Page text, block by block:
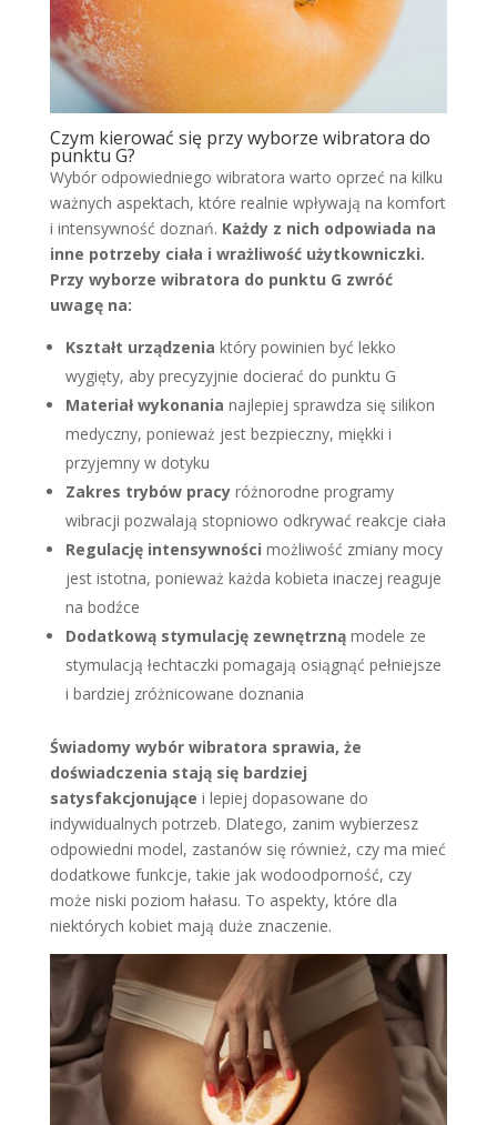
Czym kierować się przy wyborze wibratora do
punktu G?
Wybór odpowiedniego wibratora warto oprzeć na kilku
ważnych aspektach, które realnie wpływają na komfort
i intensywność doznań. Każdy z nich odpowiada na
inne potrzeby ciała i wrażliwość użytkowniczki.
Przy wyborze wibratora do punktu G zwróć
uwagę na:
Kształt urządzenia który powinien być lekko
wygięty, aby precyzyjnie docierać do punktu G
Materiał wykonania najlepiej sprawdza się silikon
medyczny, ponieważ jest bezpieczny, miękki i
przyjemny w dotyku
Zakres trybów pracyróżnorodne programy
wibracji pozwalają stopniowo odkrywać reakcje ciała
Regulację intensywności możliwość zmiany mocy
jest istotna, ponieważ każda kobieta inaczej reaguje
na bodźce
Dodatkową stymulację zewnętrznąmodele ze
stymulacją łechtaczki pomagają osiągnąć pełniejsze
i bardziej zróżnicowane doznania
Świadomy wybór wibratora sprawia, że
doświadczenia stają się bardziej
satysfakcjonujące i lepiej dopasowane do
indywidualnych potrzeb. Dlatego, zanim wybierzesz
odpowiedni model, zastanów się również, czy ma mieć
dodatkowe funkcje, takie jak wodoodporność, czy
może niski poziom hałasu. To aspekty, które dla
niektórych kobiet mają duże znaczenie.